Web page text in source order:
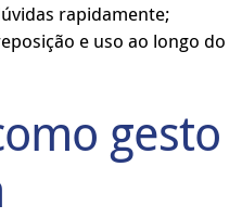
rapidamente;
e uso ao longo do
gesto